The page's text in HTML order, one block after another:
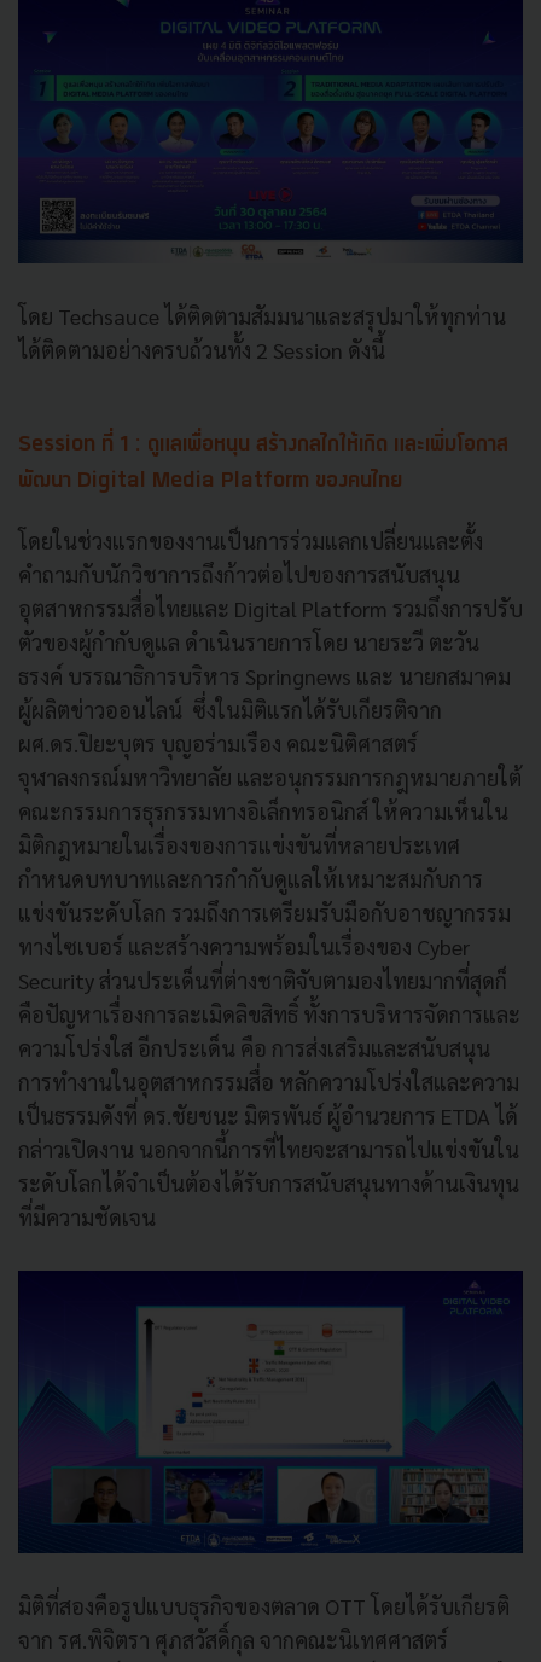
โดย Techsauce ได้ติดตามสัมมนาและสรุปมาให้ทุกท่าน
ได้ติดตามอย่างครบถ้วนทั้ง 2 Session ดังนี้
Session ที่ 1 : ดูแลเพื่อหนุน สร้างกลไกให้เกิด และเพิ่มโอกาส
พัฒนา Digital Media Platform ของคนไทย
โดยในช่วงแรกของงานเป็นการร่วมแลกเปลี่ยนและตั้ง
คำถามกับนักวิชาการถึงก้าวต่อไปของการสนับสนุน
อุตสาหกรรมสื่อไทยและ Digital Platform รวมถึงการปรับ
ตัวของผู้กำกับดูแล ดำเนินรายการโดย นายระวี ตะวัน
ธรงค์ บรรณาธิการบริหาร Springnews และ นายกสมาคม
ผู้ผลิตข่าวออนไลน์ ซึ่งในมิติแรกได้รับเกียรติจาก
ผศ.ดร.ปิยะบุตร บุญอร่ามเรือง คณะนิติศาสตร์
จุฬาลงกรณ์มหาวิทยาลัย และอนุกรรมการกฎหมายภายใต้
คณะกรรมการธุรกรรมทางอิเล็กทรอนิกส์ ให้ความเห็นใน
มิติกฎหมายในเรื่องของการแข่งขันที่หลายประเทศ
กำหนดบทบาทและการกำกับดูแลให้เหมาะสมกับการ
แข่งขันระดับโลก รวมถึงการเตรียมรับมือกับอาชญากรรม
ทางไซเบอร์ และสร้างความพร้อมในเรื่องของ Cyber
Security ส่วนประเด็นที่ต่างชาติจับตามองไทยมากที่สุดก็
คือปัญหาเรื่องการละเมิดลิขสิทธิ์ ทั้งการบริหารจัดการและ
ความโปร่งใส อีกประเด็น คือ การส่งเสริมและสนับสนุน
การทำงานในอุตสาหกรรมสื่อ หลักความโปร่งใสและความ
เป็นธรรมดังที่ ดร.ชัยชนะ มิตรพันธ์ ผู้อำนวยการ ETDA ได้
กล่าวเปิดงาน นอกจากนี้การที่ไทยจะสามารถไปแข่งขันใน
ระดับโลกได้จำเป็นต้องได้รับการสนับสนุนทางด้านเงินทุน
ที่มีความชัดเจน
มิติที่สองคือรูปแบบธุรกิจของตลาด OTT โดยได้รับเกียรติ
จาก รศ.พิจิตรา ศุภสวัสดิ์กุล จากคณะนิเทศศาสตร์